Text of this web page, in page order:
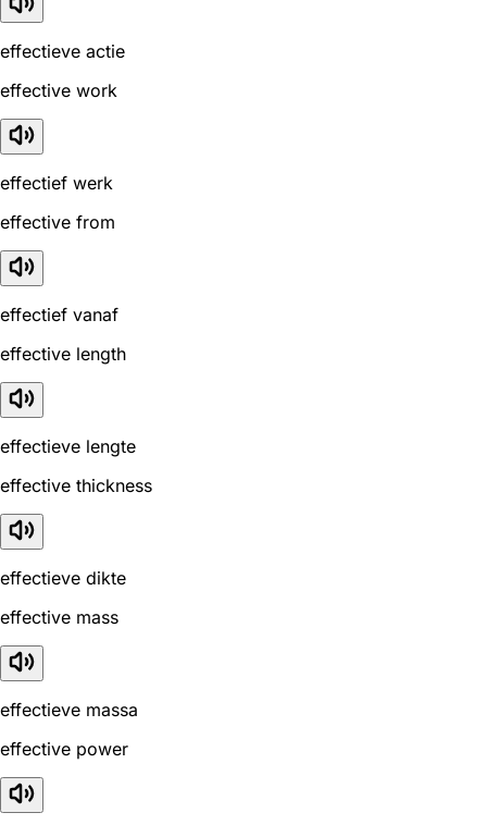
effectieve actie
effective work
effectief werk
effective from
effectief vanaf
effective length
effectieve lengte
effective thickness
effectieve dikte
effective mass
effectieve massa
effective power